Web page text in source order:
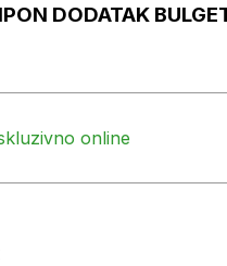
DODATAK
online